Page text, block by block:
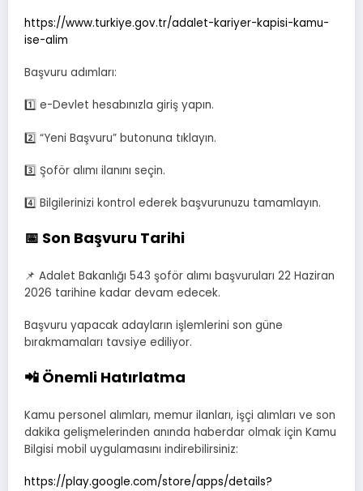
https://www.turkiye.gov.tr/adalet-kariyer-kapisi-kamu-
ise-alim
Başvuru adımları:
1️⃣ e-Devlet hesabınızla giriş yapın.
2️⃣ “Yeni Başvuru” butonuna tıklayın.
3️⃣ Şoför alımı ilanını seçin.
4️⃣ Bilgilerinizi kontrol ederek başvurunuzu tamamlayın.
📅 Son Başvuru Tarihi
📌 Adalet Bakanlığı 543 şoför alımı başvuruları 22 Haziran
2026 tarihine kadar devam edecek.
Başvuru yapacak adayların işlemlerini son güne
bırakmamaları tavsiye ediliyor.
📲 Önemli Hatırlatma
Kamu personel alımları, memur ilanları, işçi alımları ve son
dakika gelişmelerinden anında haberdar olmak için Kamu
Bilgisi mobil uygulamasını indirebilirsiniz:
https://play.google.com/store/apps/details?